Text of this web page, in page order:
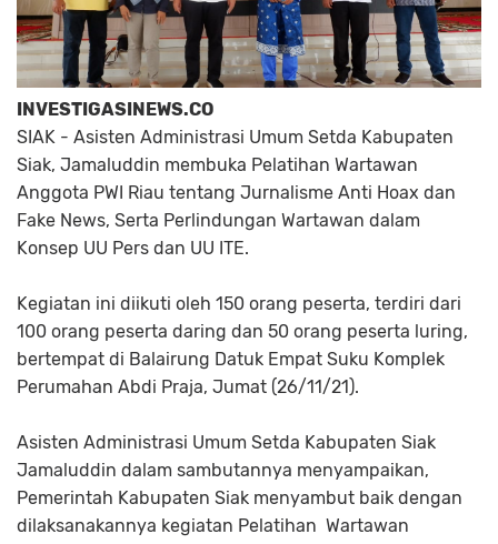
INVESTIGASINEWS.CO
SIAK - Asisten Administrasi Umum Setda Kabupaten
Siak, Jamaluddin membuka Pelatihan Wartawan
Anggota PWI Riau tentang Jurnalisme Anti Hoax dan
Fake News, Serta Perlindungan Wartawan dalam
Konsep UU Pers dan UU ITE.
Kegiatan ini diikuti oleh 150 orang peserta, terdiri dari
100 orang peserta daring dan 50 orang peserta luring,
bertempat di Balairung Datuk Empat Suku Komplek
Perumahan Abdi Praja, Jumat (26/11/21).
Asisten Administrasi Umum Setda Kabupaten Siak
Jamaluddin dalam sambutannya menyampaikan,
Pemerintah Kabupaten Siak menyambut baik dengan
dilaksanakannya kegiatan Pelatihan Wartawan